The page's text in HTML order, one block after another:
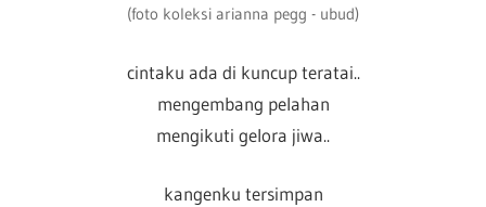
(foto koleksi arianna pegg - ubud)
cintaku ada di kuncup teratai..
mengembang pelahan
mengikuti gelora jiwa..
kangenku tersimpan